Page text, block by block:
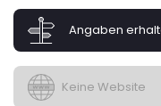
Angaben
Keine Website